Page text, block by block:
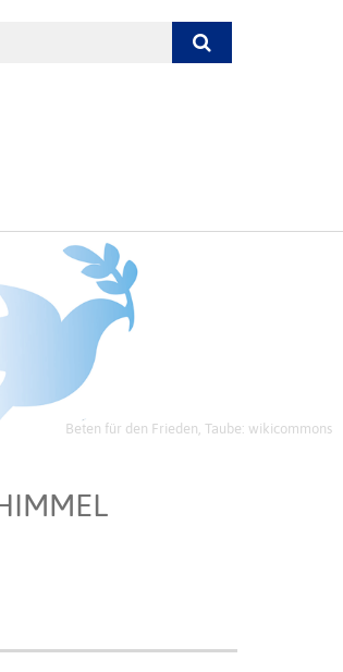
Beten für den Frieden, Taube: wikicommons